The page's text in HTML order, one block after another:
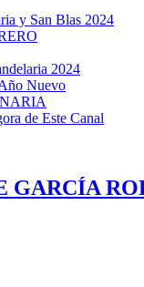
y San Blas 2024
2024
Nuevo
de Este Canal
GARCÍA